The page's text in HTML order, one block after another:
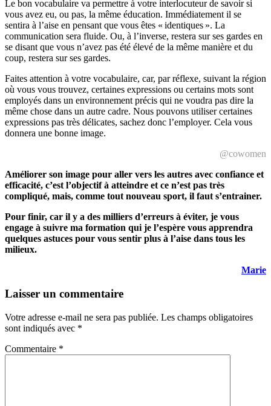
Le bon vocabulaire va permettre à votre interlocuteur de savoir si
vous avez eu, ou pas, la même éducation. Immédiatement il se
sentira à l’aise en pensant que vous êtes « identiques ». La
communication sera fluide. Ou, à l’inverse, restera sur ses gardes en
se disant que vous n’avez pas été élevé de la même manière et du
coup, restera sur ses gardes.
Faites attention à votre vocabulaire, car, par réflexe, suivant la région
où vous vous trouvez, certaines expressions ou certains mots sont
employés dans un environnement précis qui ne voudra pas dire la
même chose dans un autre cadre. Nous pouvons utiliser certaines
expressions pas très délicates, sachez donc l’employer. Cela vous
donnera une bonne image.
@cowomen
Améliorer son image pour aller vers les autres avec confiance et
efficacité, c’est l’objectif à atteindre et ce n’est pas très
compliqué, mais, comme tout nouveau sport, il faut s’entrainer.
Pour finir, car il y a des milliers d’erreurs à éviter, je vous
engage à suivre ma formation qui je l’espère vous apprendra
quelques astuces pour vous sentir plus à l’aise dans tous les
milieux.
Marie
Laisser un commentaire
Votre adresse e-mail ne sera pas publiée. Les champs obligatoires
sont indiqués avec *
Commentaire *